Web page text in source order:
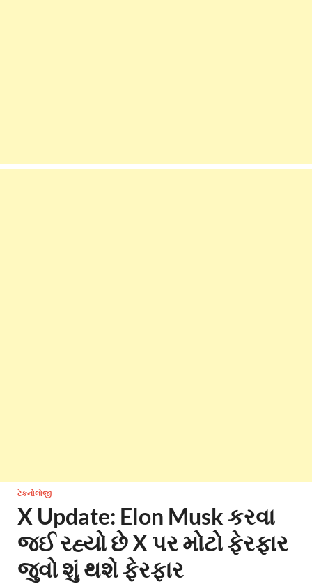
ટેકનોલોજી
X Update: Elon Musk કરવા
જઈ રહ્યો છે X પર મોટો ફેરફાર
જુવો શું થશે ફેરફાર